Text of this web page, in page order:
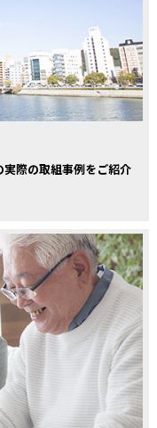
際の取組事例をご紹介